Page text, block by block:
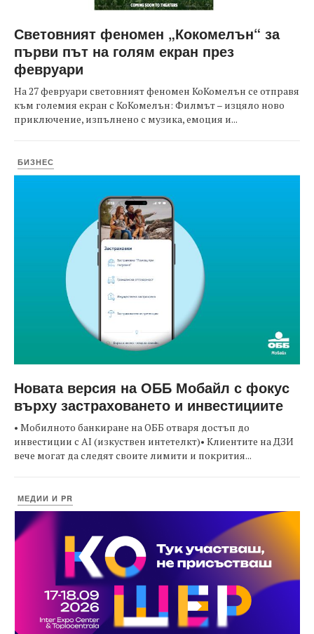
Световният феномен „Кокомелън“ за
първи път на голям екран през
февруари
На 27 февруари световният феномен КоКомелън се отправя
към големия екран с КоКомелън: Филмът – изцяло ново
приключение, изпълнено с музика, емоция и...
БИЗНЕС
Новата версия на ОББ Мобайл с фокус
върху застраховането и инвестициите
• Мобилното банкиране на ОББ отваря достъп до
инвестиции с AI (изкуствен интетелкт)• Клиентите на ДЗИ
вече могат да следят своите лимити и покрития...
МЕДИИ И PR